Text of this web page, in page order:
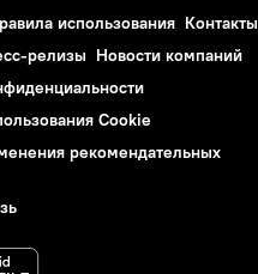
использования Контакты
релизы Новости компаний
Cookie
рекомендательных